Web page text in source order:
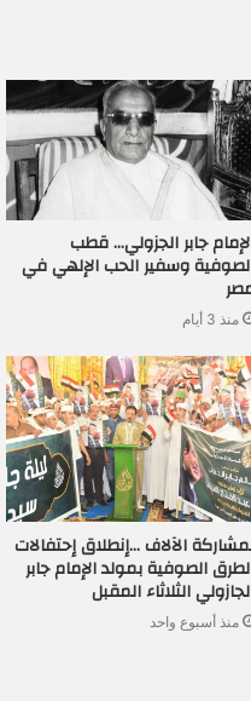
جابر الجزولي… قطب
وسفير الحب الإلهي في
منذ 3 أيام
الآلاف …إنطلاق إحتفالات
الصوفية بمولد الإمام جابر
الثلاثاء المقبل
منذ أسبوع واحد